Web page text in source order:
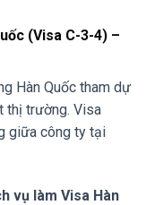
(Visa C-3-4) –
Hàn Quốc tham dự
thị trường. Visa
giữa công ty tại
vụ làm Visa Hàn